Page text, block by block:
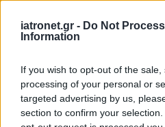
iatronet.gr - Do Not
Information
If you wish to opt-out of the
processing of your personal or
targeted advertising by us,
section to confirm your